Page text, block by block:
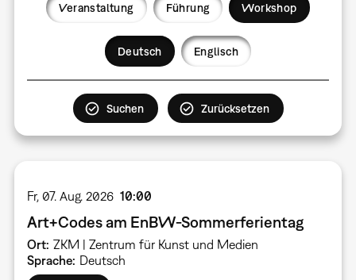
Veranstaltung Führung Workshop
Deutsch Englisch
Fr, 07. Aug. 2026 10:00
Art+Codes am EnBW-Sommerferientag
Ort ZKM | Zentrum für Kunst und Medien
Sprache Deutsch